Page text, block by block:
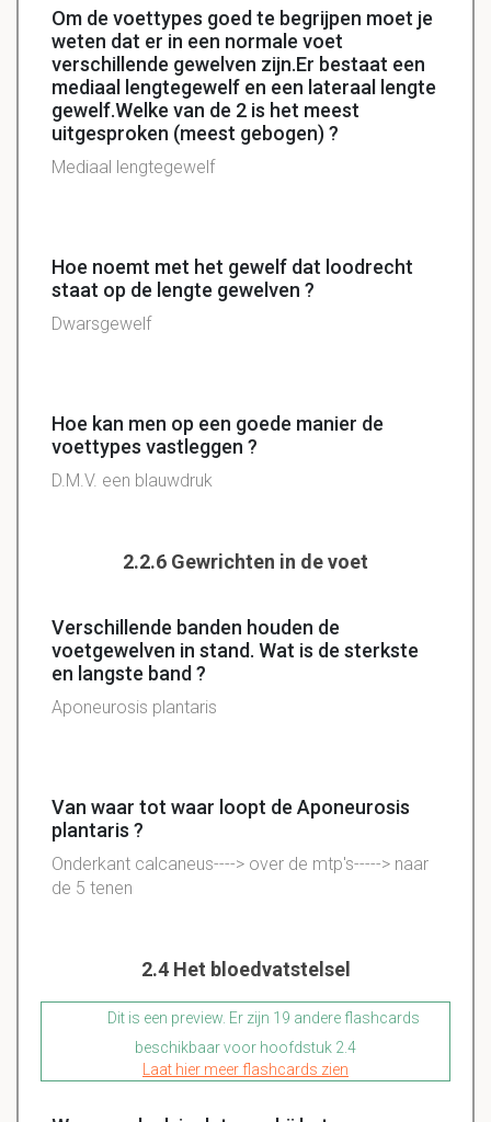
Om de voettypes goed te begrijpen moet je
weten dat er in een normale voet
verschillende gewelven zijn.Er bestaat een
mediaal lengtegewelf en een lateraal lengte
gewelf.Welke van de 2 is het meest
uitgesproken (meest gebogen) ?
Mediaal lengtegewelf
Hoe noemt met het gewelf dat loodrecht
staat op de lengte gewelven ?
Dwarsgewelf
Hoe kan men op een goede manier de
voettypes vastleggen ?
D.M.V. een blauwdruk
2.2.6 Gewrichten in de voet
Verschillende banden houden de
voetgewelven in stand. Wat is de sterkste
en langste band ?
Aponeurosis plantaris
Van waar tot waar loopt de Aponeurosis
plantaris ?
Onderkant calcaneus----> over de mtp's-----> naar
de 5 tenen
2.4 Het bloedvatstelsel
Dit is een preview. Er zijn 19 andere flashcards
beschikbaar voor hoofdstuk 2.4
Laat hier meer flashcards zien